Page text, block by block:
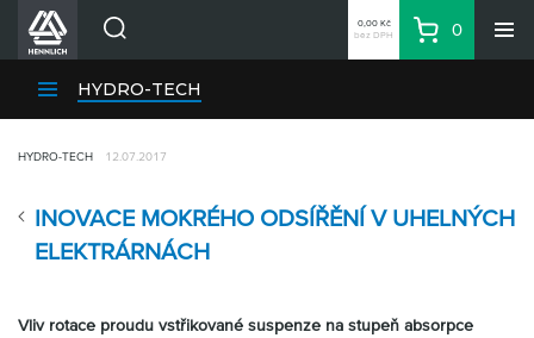
Divize HENNLICH
Aktuality
Kariéra
Kontakty
0,00 Kč
bez DPH
Košík
0
HYDRO-TECH
INOVACE MOKRÉHO ODSÍŘĚNÍ V UHELNÝCH
ELEKTRÁRNÁCH
HYDRO-TECH 12.07.2017
Vliv rotace proudu vstřikované suspenze na stupeň absorpce